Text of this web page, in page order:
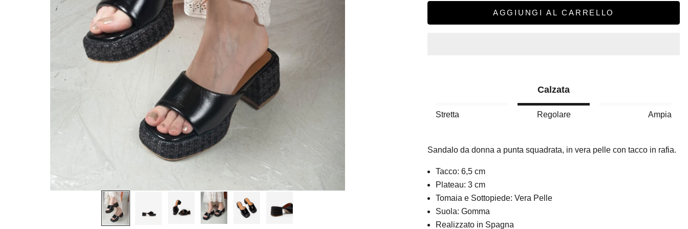
AGGIUNGI AL CARRELLO
Calzata
Stretta Regolare Ampia
Sandalo da donna a punta squadrata, in vera pelle con tacco in rafia.
Tacco: 6,5 cm
Plateau: 3 cm
Tomaia e Sottopiede: Vera Pelle
Suola: Gomma
Realizzato in Spagna